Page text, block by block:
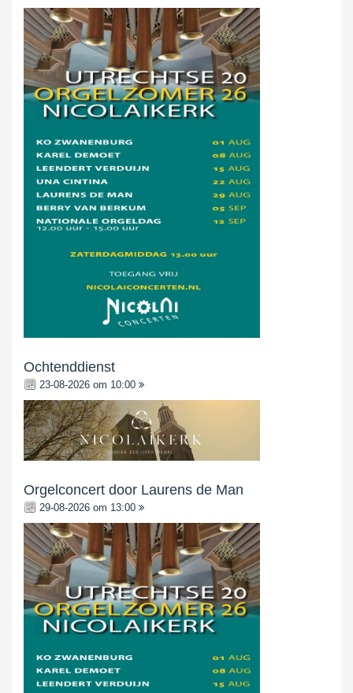
Ochtenddienst
23-08-2026 om 10:00
Orgelconcert door Laurens de Man
29-08-2026 om 13:00